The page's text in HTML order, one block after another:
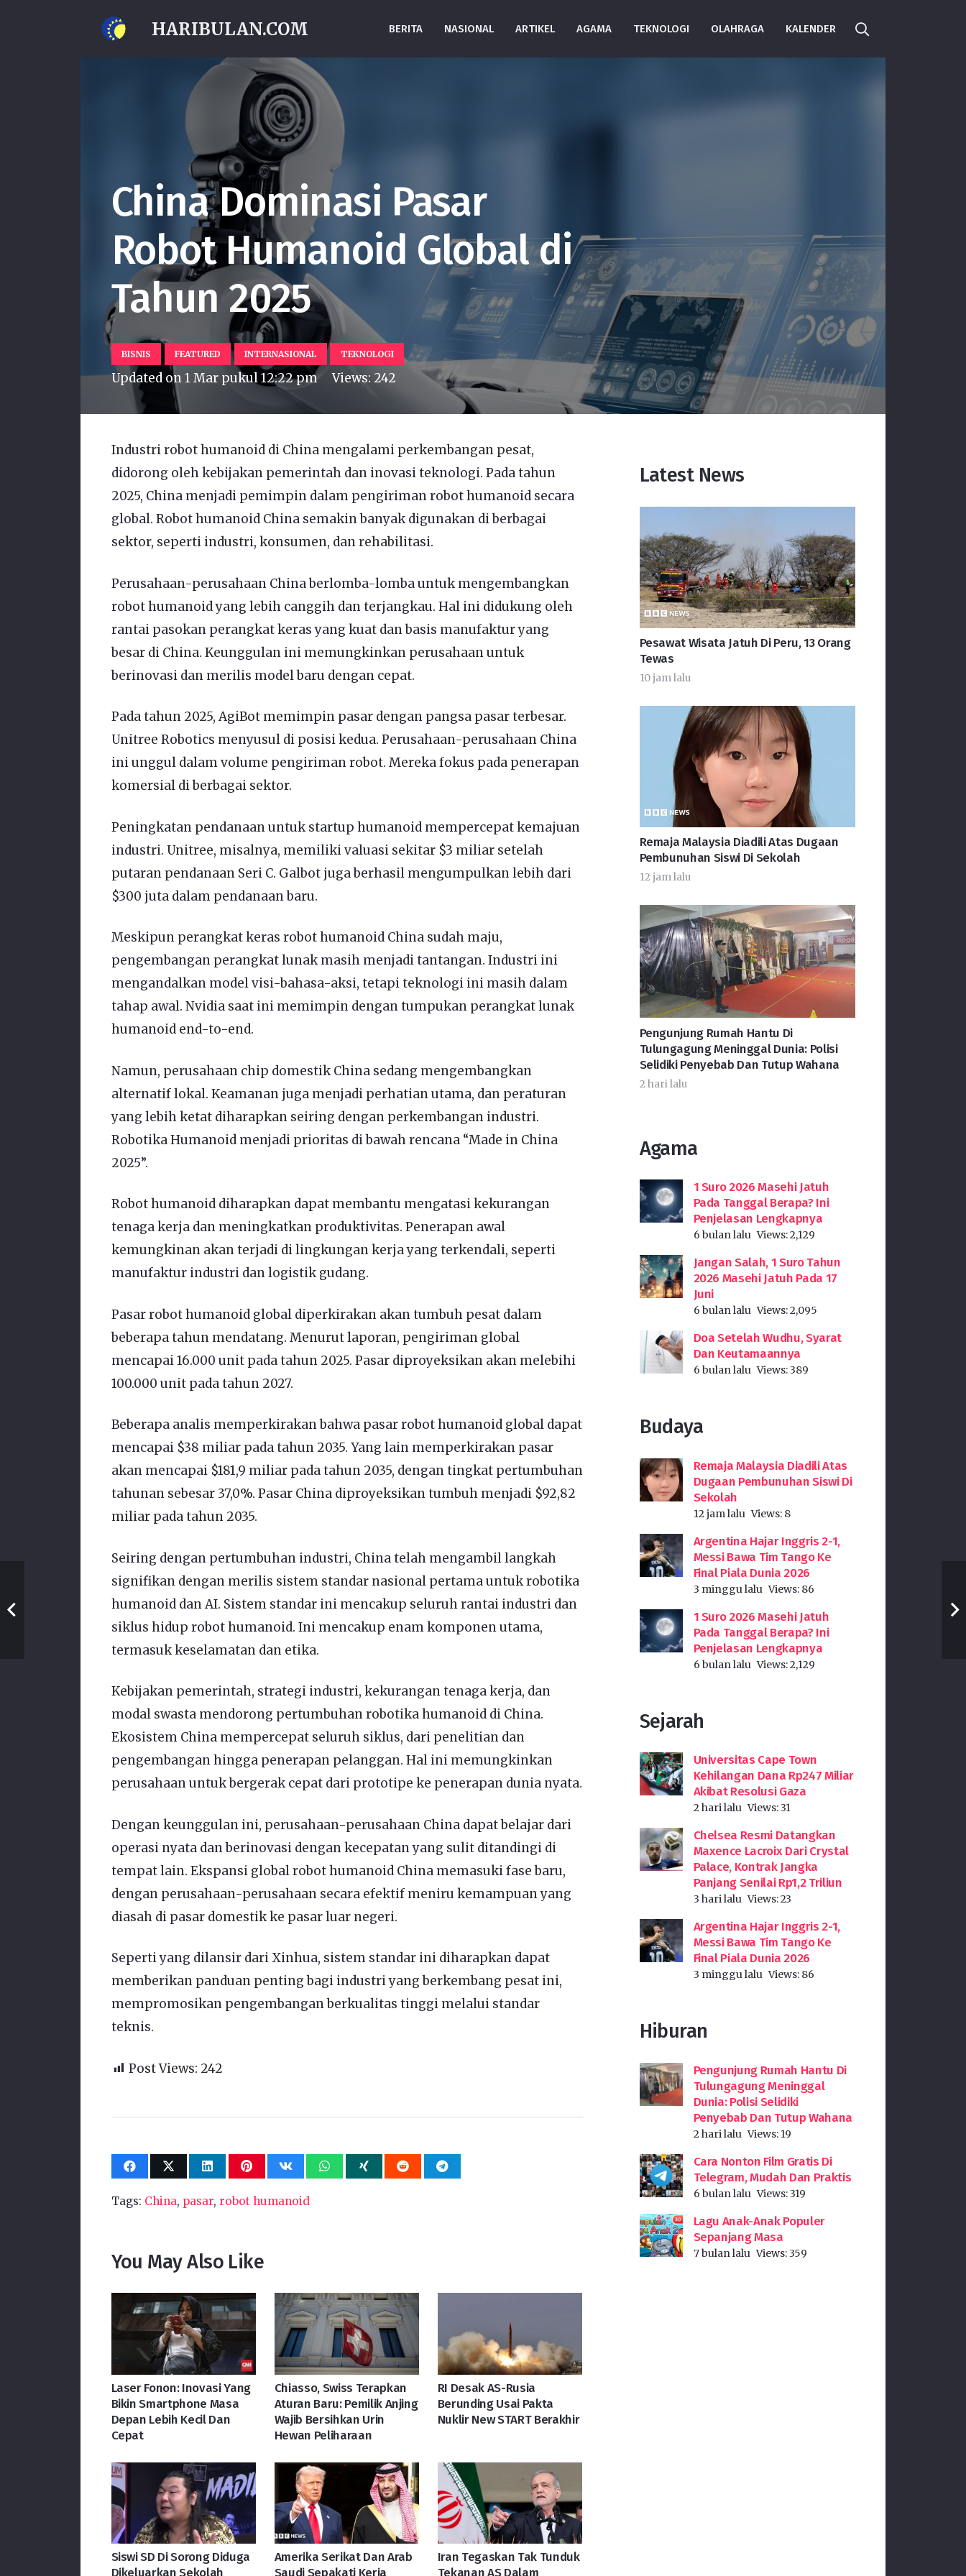
HARIBULAN.COM BERITA NASIONAL ARTIKEL AGAMA TEKNOLOGI OLAHRAGA KALENDER
China Dominasi Pasar
Robot Humanoid Global di
Tahun 2025
BISNIS FEATURED INTERNASIONAL TEKNOLOGI
Updated on1 Mar pukul 12:22 pm Views: 242
Industri robot humanoid di China mengalami perkembangan pesat,
didorong oleh kebijakan pemerintah dan inovasi teknologi. Pada tahun
2025, China menjadi pemimpin dalam pengiriman robot humanoid secara
global. Robot humanoid China semakin banyak digunakan di berbagai
sektor, seperti industri, konsumen, dan rehabilitasi.
Perusahaan-perusahaan China berlomba-lomba untuk mengembangkan
robot humanoid yang lebih canggih dan terjangkau. Hal ini didukung oleh
rantai pasokan perangkat keras yang kuat dan basis manufaktur yang
besar di China. Keunggulan ini memungkinkan perusahaan untuk
berinovasi dan merilis model baru dengan cepat.
Pada tahun 2025, AgiBot memimpin pasar dengan pangsa pasar terbesar.
Unitree Robotics menyusul di posisi kedua. Perusahaan-perusahaan China
ini unggul dalam volume pengiriman robot. Mereka fokus pada penerapan
komersial di berbagai sektor.
Peningkatan pendanaan untuk startup humanoid mempercepat kemajuan
industri. Unitree, misalnya, memiliki valuasi sekitar $3 miliar setelah
putaran pendanaan Seri C. Galbot juga berhasil mengumpulkan lebih dari
$300 juta dalam pendanaan baru.
Meskipun perangkat keras robot humanoid China sudah maju,
pengembangan perangkat lunak masih menjadi tantangan. Industri ini
mengandalkan model visi-bahasa-aksi, tetapi teknologi ini masih dalam
tahap awal. Nvidia saat ini memimpin dengan tumpukan perangkat lunak
humanoid end-to-end.
Namun, perusahaan chip domestik China sedang mengembangkan
alternatif lokal. Keamanan juga menjadi perhatian utama, dan peraturan
yang lebih ketat diharapkan seiring dengan perkembangan industri.
Robotika Humanoid menjadi prioritas di bawah rencana “Made in China
2025”.
Robot humanoid diharapkan dapat membantu mengatasi kekurangan
tenaga kerja dan meningkatkan produktivitas. Penerapan awal
kemungkinan akan terjadi di lingkungan kerja yang terkendali, seperti
manufaktur industri dan logistik gudang.
Pasar robot humanoid global diperkirakan akan tumbuh pesat dalam
beberapa tahun mendatang. Menurut laporan, pengiriman global
mencapai 16.000 unit pada tahun 2025. Pasar diproyeksikan akan melebihi
100.000 unit pada tahun 2027.
Beberapa analis memperkirakan bahwa pasar robot humanoid global dapat
mencapai $38 miliar pada tahun 2035. Yang lain memperkirakan pasar
akan mencapai $181,9 miliar pada tahun 2035, dengan tingkat pertumbuhan
tahunan sebesar 37,0%. Pasar China diproyeksikan tumbuh menjadi $92,82
miliar pada tahun 2035.
Seiring dengan pertumbuhan industri, China telah mengambil langkah
signifikan dengan merilis sistem standar nasional pertama untuk robotika
humanoid dan AI. Sistem standar ini mencakup seluruh rantai industri dan
siklus hidup robot humanoid. Ini mencakup enam komponen utama,
termasuk keselamatan dan etika.
Kebijakan pemerintah, strategi industri, kekurangan tenaga kerja, dan
modal swasta mendorong pertumbuhan robotika humanoid di China.
Ekosistem China mempercepat seluruh siklus, dari penelitian dan
pengembangan hingga penerapan pelanggan. Hal ini memungkinkan
perusahaan untuk bergerak cepat dari prototipe ke penerapan dunia nyata.
Dengan keunggulan ini, perusahaan-perusahaan China dapat belajar dari
operasi nyata dan berinovasi dengan kecepatan yang sulit ditandingi di
tempat lain. Ekspansi global robot humanoid China memasuki fase baru,
dengan perusahaan-perusahaan secara efektif meniru kemampuan yang
diasah di pasar domestik ke pasar luar negeri.
Seperti yang dilansir dari Xinhua, sistem standar ini diharapkan dapat
memberikan panduan penting bagi industri yang berkembang pesat ini,
mempromosikan pengembangan berkualitas tinggi melalui standar
teknis.
Post Views: 242
Tags: China, pasar, robot humanoid
You May Also Like
Laser Fonon: Inovasi Yang
Bikin Smartphone Masa
Depan Lebih Kecil Dan
Cepat
Chiasso, Swiss Terapkan
Aturan Baru: Pemilik Anjing
Wajib Bersihkan Urin
Hewan Peliharaan
RI Desak AS-Rusia
Berunding Usai Pakta
Nuklir New START Berakhir
Siswi SD Di Sorong Diduga
Dikeluarkan Sekolah
Amerika Serikat Dan Arab
Saudi Sepakati Kerja
Iran Tegaskan Tak Tunduk
Tekanan AS Dalam
Latest News
Pesawat Wisata Jatuh Di Peru, 13 Orang
Tewas
10 jam lalu
Remaja Malaysia Diadili Atas Dugaan
Pembunuhan Siswi Di Sekolah
12 jam lalu
Pengunjung Rumah Hantu Di
Tulungagung Meninggal Dunia: Polisi
Selidiki Penyebab Dan Tutup Wahana
2 hari lalu
Agama
1 Suro 2026 Masehi Jatuh
Pada Tanggal Berapa? Ini
Penjelasan Lengkapnya
6 bulan lalu Views:2,129
Jangan Salah, 1 Suro Tahun
2026 Masehi Jatuh Pada 17
Juni
6 bulan lalu Views:2,095
Doa Setelah Wudhu, Syarat
Dan Keutamaannya
6 bulan lalu Views:389
Budaya
Remaja Malaysia Diadili Atas
Dugaan Pembunuhan Siswi Di
Sekolah
12 jam lalu Views: 8
Argentina Hajar Inggris 2-1,
Messi Bawa Tim Tango Ke
Final Piala Dunia 2026
3 minggu lalu Views: 86
1 Suro 2026 Masehi Jatuh
Pada Tanggal Berapa? Ini
Penjelasan Lengkapnya
6 bulan lalu Views:2,129
Sejarah
Universitas Cape Town
Kehilangan Dana Rp247 Miliar
Akibat Resolusi Gaza
2 hari lalu Views:31
Chelsea Resmi Datangkan
Maxence Lacroix Dari Crystal
Palace, Kontrak Jangka
Panjang Senilai Rp1,2 Triliun
3 hari lalu Views:23
Argentina Hajar Inggris 2-1,
Messi Bawa Tim Tango Ke
Final Piala Dunia 2026
3 minggu lalu Views: 86
Hiburan
Pengunjung Rumah Hantu Di
Tulungagung Meninggal
Dunia: Polisi Selidiki
Penyebab Dan Tutup Wahana
2 hari lalu Views: 19
Cara Nonton Film Gratis Di
Telegram, Mudah Dan Praktis
6 bulan lalu Views:319
Lagu Anak-Anak Populer
Sepanjang Masa
7 bulan lalu Views:359